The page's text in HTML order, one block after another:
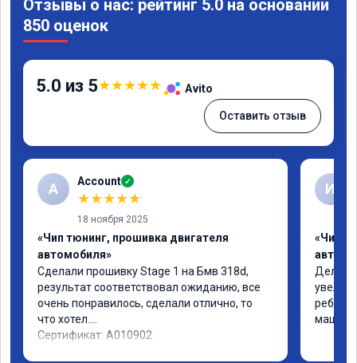
Отзывы о нас: рейтинг 5.0 на основании
850 оценок
5.0 из 5★★★★★ Avito
Оставить отзыв
A Account ✓
★★★★★
18 ноября 2025
«Чип тюнинг, прошивка двигателя
автомобиля»
Сделали прошивку Stage 1 на Бмв 318d,
результат соответствовал ожиданию, все
очень понравилось, сделали отлично, то
что хотел.
Сертификат: A010902
И
«Чип
Делали
ребята
машина